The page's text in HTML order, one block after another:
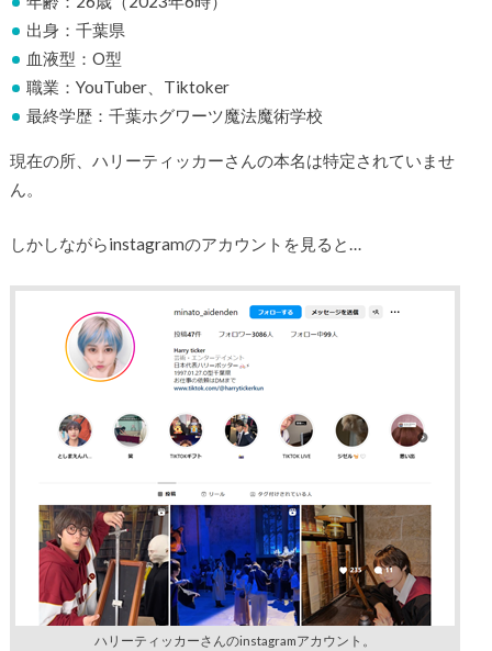
出身：千葉県
血液型：O型
職業：YouTuber、Tiktoker
最終学歴：千葉ホグワーツ魔法魔術学校
現在の所、ハリーティッカーさんの本名は特定されていませ
ん。
しかしながらinstagramのアカウントを見ると…
ハリーティッカーさんのinstagramアカウント。